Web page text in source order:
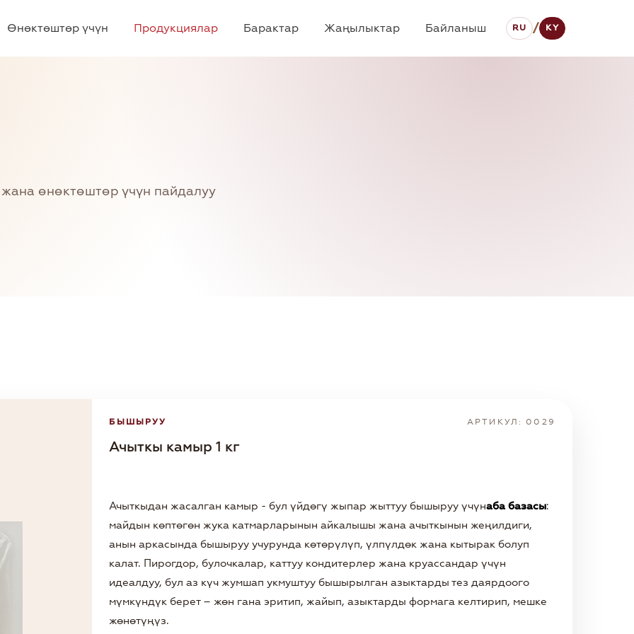
Өнөктөштөр үчүн Продукциялар Барактар Жаңылыктар Байланыш RU / KY
өнөктөштөр үчүн пайдалуу
БЫШЫРУУ АРТИКУЛ: 0029
Ачыткы камыр 1 кг
Ачыткыдан жасалган камыр - бул үйдөгү жыпар жыттуу бышыруу үчүнаба базасы:
майдын көптөгөн жука катмарларынын айкалышы жана ачыткынын жеңилдиги,
анын аркасында бышыруу учурунда көтөрүлүп, үлпүлдөк жана кытырак болуп
калат. Пирогдор, булочкалар, каттуу кондитерлер жана круассандар үчүн
идеалдуу, бул аз күч жумшап укмуштуу бышырылган азыктарды тез даярдоого
мүмкүндүк берет – жөн гана эритип, жайып, азыктарды формага келтирип, мешке
жөнөтүңүз.